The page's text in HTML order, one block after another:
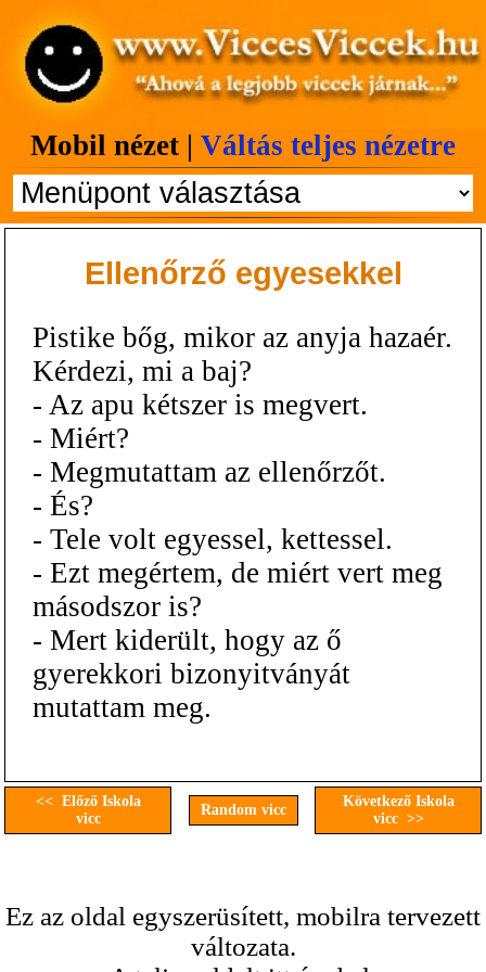
Mobil nézet | Váltás teljes nézetre
Ellenőrző egyesekkel
Pistike bőg, mikor az anyja hazaér.
Kérdezi, mi a baj?
- Az apu kétszer is megvert.
- Miért?
- Megmutattam az ellenőrzőt.
- És?
- Tele volt egyessel, kettessel.
- Ezt megértem, de miért vert meg
másodszor is?
- Mert kiderült, hogy az ő
gyerekkori bizonyitványát
mutattam meg.
<< Előző Iskola
vicc
Random vicc
Következő Iskola
vicc >>
Ez az oldal egyszerüsített, mobilra tervezett
változata.